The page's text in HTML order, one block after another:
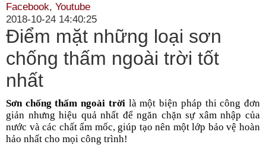
Facebook, Youtube
2018-10-24 14:40:25
Điểm mặt những loại sơn
chống thấm ngoài trời tốt
nhất
Sơn chống thấm ngoài trời là một biện pháp thi công đơn
giản nhưng hiệu quả nhất để ngăn chặn sự xâm nhập của
nước và các chất ẩm mốc, giúp tạo nên một lớp bảo vệ hoàn
hảo nhất cho mọi công trình!